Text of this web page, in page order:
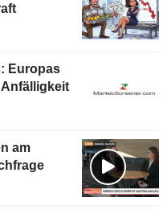
Europas
am